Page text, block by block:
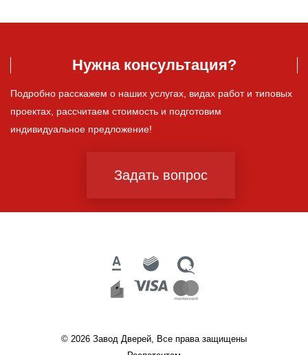
Нужна консультация?
Подробно расскажем о наших услугах, видах работ и типовых
проектах, рассчитаем стоимость и подготовим
индивидуальное предложение!
Задать вопрос
© 2026 Завод Дверей, Все права защищены